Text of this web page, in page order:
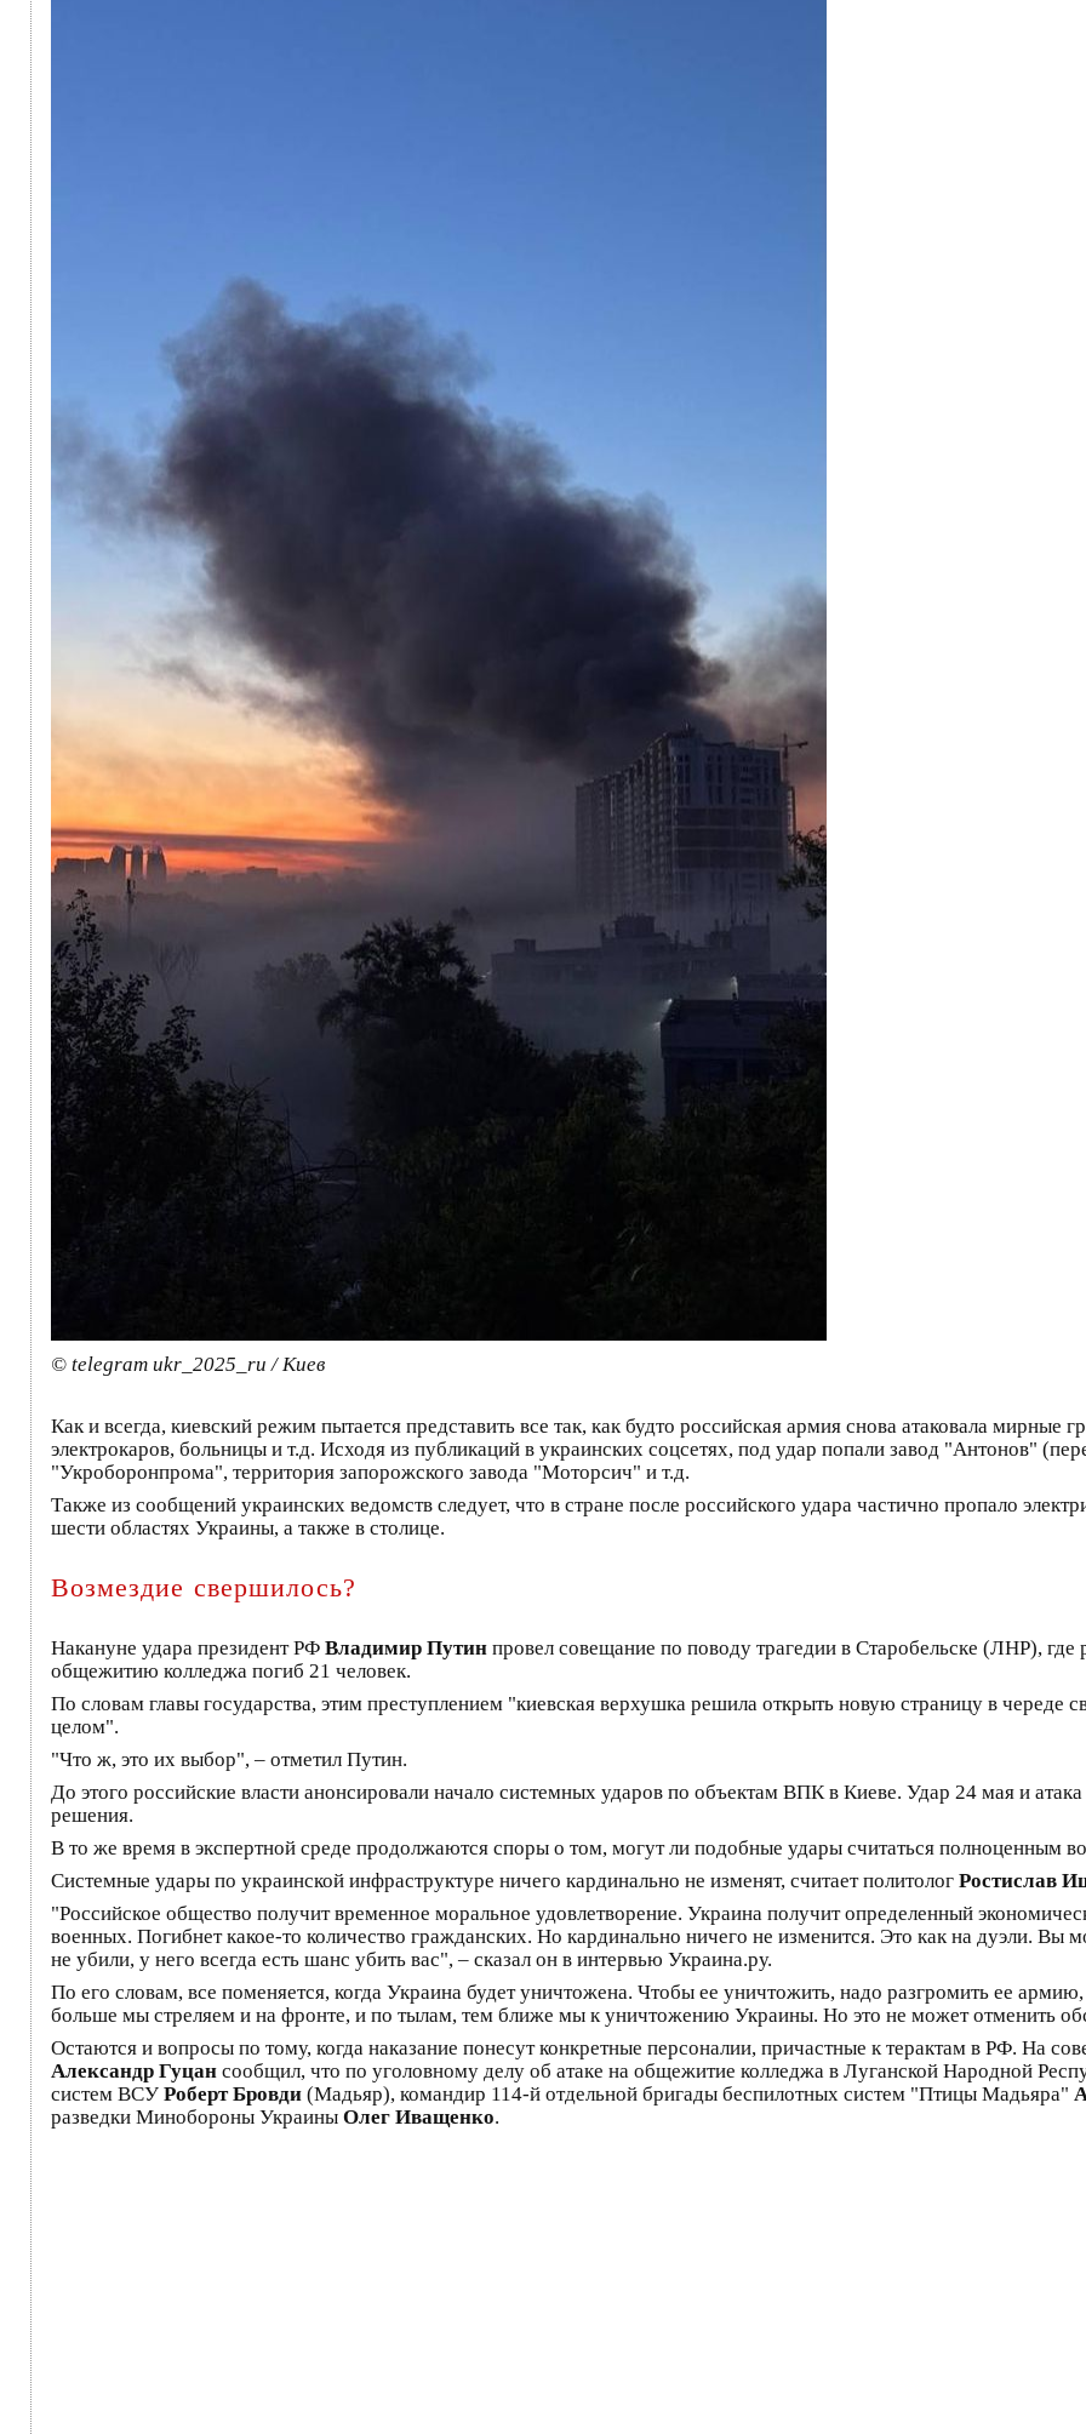
© telegram ukr_2025_ru / Киев
Как и всегда, киевский режим пытается представить все так, как будто российская армия снова атаковала
электрокаров, больницы и т.д. Исходя из публикаций в украинских соцсетях, под удар попали завод "Антонов"
"Укроборонпрома", территория запорожского завода "Моторсич" и т.д.
Также из сообщений украинских ведомств следует, что в стране после российского удара частично пропало
шести областях Украины, а также в столице.
Возмездие свершилось?
Накануне удара президент РФ Владимир Путин провел совещание по поводу трагедии в Старобельске (ЛНР), где
общежитию колледжа погиб 21 человек.
По словам главы государства, этим преступлением "киевская верхушка решила открыть новую страницу в череде
целом".
"Что ж, это их выбор", – отметил Путин.
До этого российские власти анонсировали начало системных ударов по объектам ВПК в Киеве. Удар 24 мая и
решения.
В то же время в экспертной среде продолжаются споры о том, могут ли подобные удары считаться полноценным
Системные удары по украинской инфраструктуре ничего кардинально не изменят, считает политолог Ростислав
"Российское общество получит временное моральное удовлетворение. Украина получит определенный
военных. Погибнет какое-то количество гражданских. Но кардинально ничего не изменится. Это как на дуэли. Вы
не убили, у него всегда есть шанс убить вас", – сказал он в интервью Украина.ру.
По его словам, все поменяется, когда Украина будет уничтожена. Чтобы ее уничтожить, надо разгромить ее
больше мы стреляем и на фронте, и по тылам, тем ближе мы к уничтожению Украины. Но это не может отменить
Остаются и вопросы по тому, когда наказание понесут конкретные персоналии, причастные к терактам в РФ. На
Александр Гуцан сообщил, что по уголовному делу об атаке на общежитие колледжа в Луганской Народной
систем ВСУ Роберт Бровди (Мадьяр), командир 114-й отдельной бригады беспилотных систем "Птицы Мадьяра"
разведки Минобороны Украины Олег Иващенко.